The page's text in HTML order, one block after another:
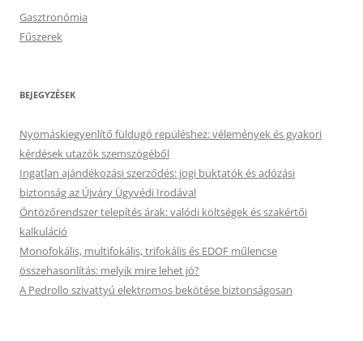
Gasztronómia
Fűszerek
BEJEGYZÉSEK
Nyomáskiegyenlítő füldugó repüléshez: vélemények és gyakori
kérdések utazók szemszögéből
Ingatlan ajándékozási szerződés: jogi buktatók és adózási
biztonság az Újváry Ügyvédi Irodával
Öntözőrendszer telepítés árak: valódi költségek és szakértői
kalkuláció
Monofokális, multifokális, trifokális és EDOF műlencse
összehasonlítás: melyik mire lehet jó?
A Pedrollo szivattyú elektromos bekötése biztonságosan